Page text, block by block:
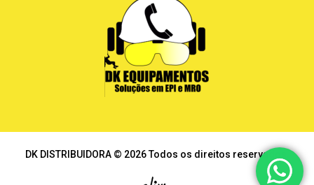
DK DISTRIBUIDORA © 2026 Todos os direitos reservados.